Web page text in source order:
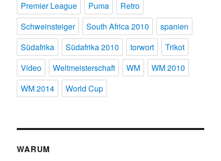
Premier League Puma
Retro
Schweinsteiger
South Africa 2010
spanien
Südafrika
Südafrika 2010 torwort
Trikot
Video
Weltmeisterschaft WM
WM 2010
WM 2014
World Cup
WARUM